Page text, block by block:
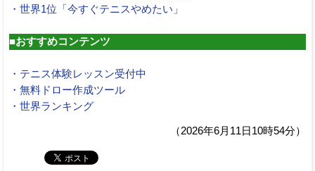
・世界1位「今すぐテニスやめたい」
■おすすめコンテンツ
・テニス体験レッスン受付中
・無料ドロー作成ツール
・世界ランキング
（2026年6月11日10時54分）